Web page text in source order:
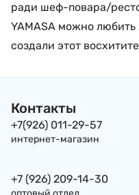
ради шеф-повара/
YAMASA можно любить
создали этот
Контакты
+7(926) 011-29-57
интернет-магазин
+7 (926) 209-14-30